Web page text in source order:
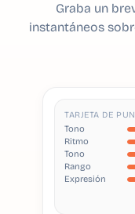
Graba un
instantáneos
TARJETA DE
Tono
Ritmo
Tono
Rango
Expresión